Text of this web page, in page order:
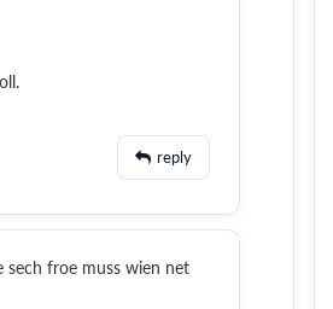
reply
sech froe muss wien net